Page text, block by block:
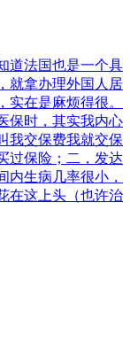
道法国也是一个具
就拿办理外国人居
在是麻烦得很。
保时，其实我内心
交保费我就交保
过保险；二，发达
内生病几率很小，
在这上头（也许治